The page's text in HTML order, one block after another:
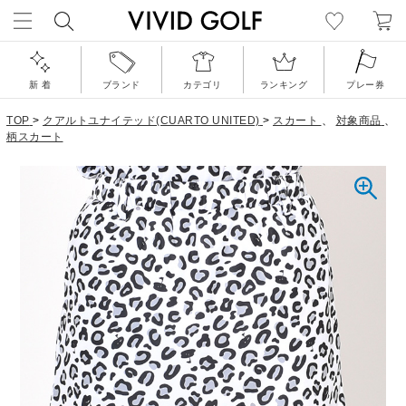
新 着 ブランド カテゴリ ランキング プレー券
TOP > クアルトユナイテッド(CUARTO UNITED) > スカート 、 対象商品 、
柄スカート